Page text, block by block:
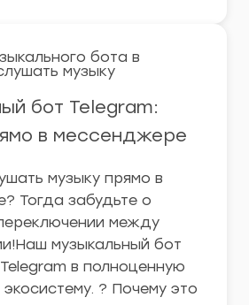
бот Telegram:
в мессенджере
музыку прямо в
Тогда забудьте о
между
музыкальный бот
в полноценную
? Почему это